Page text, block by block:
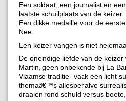
Een soldaat, een journalist en
laatste schuilplaats van de
Een dikke medaille voor de
Nee.
Een keizer vangen is niet
De oneindige liefde van de
Martin, geen onbekende bij La
Vlaamse traditie- vaak een licht
themaâ€™s allesbehalve
draaien rond schuld versus